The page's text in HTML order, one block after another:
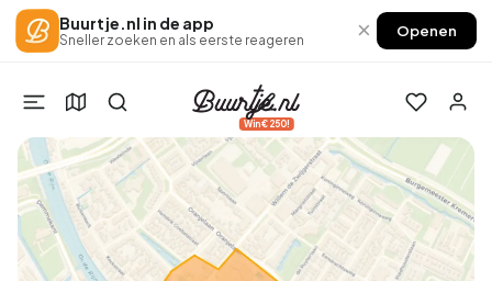
Buurtje.nl in de app
Sneller zoeken en als eerste reageren × Openen
Win €250!